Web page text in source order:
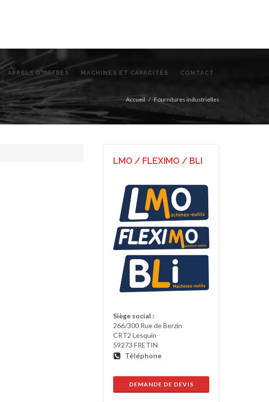
APPELS D'OFFRES MACHINES ET CAPACITÉS CONTACT
Accueil Fournitures industrielles
LMO / FLEXIMO / BLI
Siège social :
266/300 Rue de Berzin
CRT2 Lesquin
59273 FRETIN
Téléphone
DEMANDE DE DEVIS